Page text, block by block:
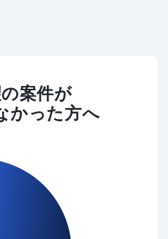
案件が
かった方へ